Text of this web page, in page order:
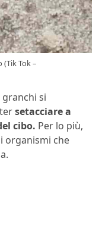
Tok –
si
setacciare a
cibo. Per lo più,
organismi che